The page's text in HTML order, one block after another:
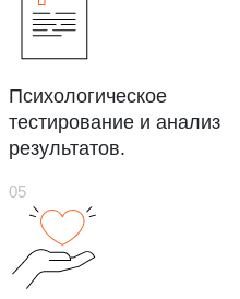
Психологическое
тестирование и анализ
результатов.